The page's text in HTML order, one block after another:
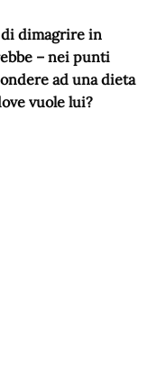
di dimagrire in
– nei punti
ad una dieta
vuole lui?